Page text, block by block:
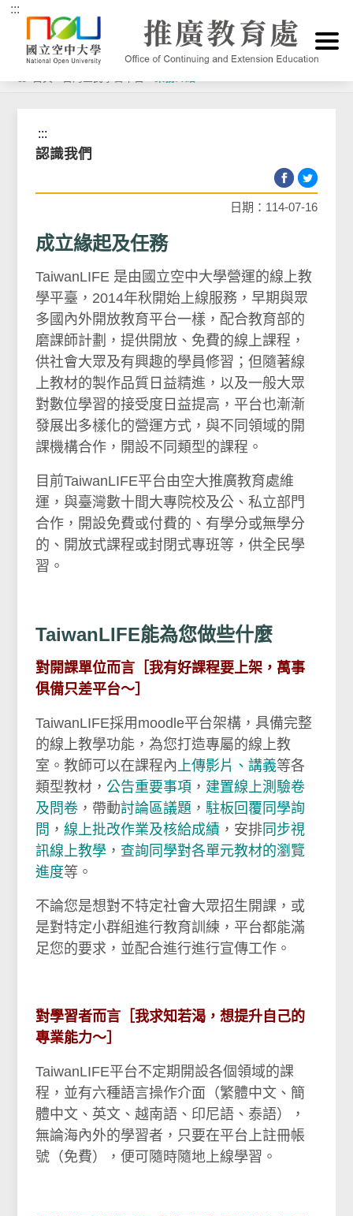
跳到主要內容區塊
:::
:::
認識我們
日期：114-07-16
成立緣起及任務
TaiwanLIFE 是由國立空中大學營運的線上教
學平臺，2014年秋開始上線服務，早期與眾
多國內外開放教育平台一樣，配合教育部的
磨課師計劃，提供開放、免費的線上課程，
供社會大眾及有興趣的學員修習；但隨著線
上教材的製作品質日益精進，以及一般大眾
對數位學習的接受度日益提高，平台也漸漸
發展出多樣化的營運方式，與不同領域的開
課機構合作，開設不同類型的課程。
目前TaiwanLIFE平台由空大推廣教育處維
運 ，與臺灣數十間大專院校及公、私立部門
合作，開設免費或付費的、有學分或無學分
的、開放式課程或封閉式專班等，供全民學
習。
TaiwanLIFE能為您做些什麼
對開課單位而言［我有好課程要上架，萬事
俱備只差平台～］
TaiwanLIFE採用moodle平台架構，具備完整
的線上教學功能，為您打造專屬的線上教
室。教師可以在課程內上傳影片、講義等各
類型教材，公告重要事項 ， 建置線上測驗卷
及問卷 ，帶動討論區議題 ，駐板回覆同學詢
問 ，線上批改作業及核給成績 ，安排 同步視
訊線上教學 ， 查詢同學對各單元教材的瀏覽
進度等。
不論您是想對不特定社會大眾招生開課，或
是對特定小群組進行教育訓練，平台都能滿
足您的要求，並配合進行進行宣傳工作。
對學習者而言［我求知若渴，想提升自己的
專業能力～］
TaiwanLIFE平台不定期開設各個領域的課
程，並有六種語言操作介面（繁體中文、簡
體中文、英文、越南語、印尼語、泰語），
無論海內外的學習者，只要在平台上註冊帳
號（免費），便可隨時隨地上線學習。